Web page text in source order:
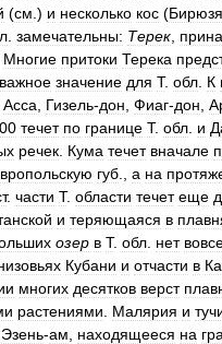
(см .) и несколько кос (
замечательны: Терек
Многие притоки Терека
значение для Т. обл К
Асса Гизель-дон Фиаг-дон
течет по границе Т. обл и
речек Кума течет вначале
губ а на
. части Т. области течет еще
и теряющаяся в
озер в Т. обл нет
Кубани и отчасти в
многих десятков верст
растениями Малярия и
Эзень-ам находящееся на